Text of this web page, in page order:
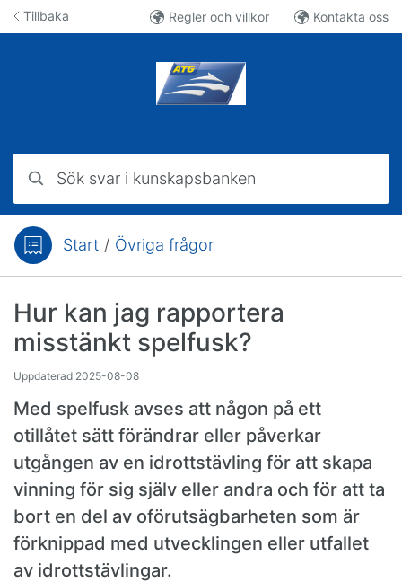
Hoppa till innehåll
Tillbaka Regler och villkor Kontakta oss
Du är här:Start / Övriga frågor
Hur kan jag rapportera
misstänkt spelfusk?
Uppdaterad 2025-08-08
Med spelfusk avses att någon på ett
otillåtet sätt förändrar eller påverkar
utgången av en idrottstävling för att skapa
vinning för sig själv eller andra och för att ta
bort en del av oförutsägbarheten som är
förknippad med utvecklingen eller utfallet
av idrottstävlingar.